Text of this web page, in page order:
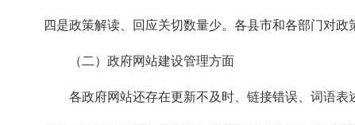
四是政策解读、回应关切数量少。各县市和各部门对
（二）政府网站建设管理方面
各政府网站还存在更新不及时、链接错误、词语